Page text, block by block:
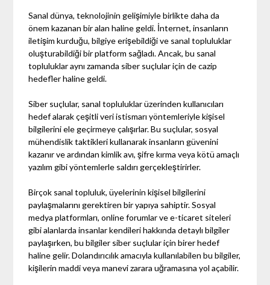
Sanal dünya, teknolojinin gelişimiyle birlikte daha da
önem kazanan bir alan haline geldi. İnternet, insanların
iletişim kurduğu, bilgiye erişebildiği ve sanal topluluklar
oluşturabildiği bir platform sağladı. Ancak, bu sanal
topluluklar aynı zamanda siber suçlular için de cazip
hedefler haline geldi.
Siber suçlular, sanal topluluklar üzerinden kullanıcıları
hedef alarak çeşitli veri istismarı yöntemleriyle kişisel
bilgilerini ele geçirmeye çalışırlar. Bu suçlular, sosyal
mühendislik taktikleri kullanarak insanların güvenini
kazanır ve ardından kimlik avı, şifre kırma veya kötü amaçlı
yazılım gibi yöntemlerle saldırı gerçekleştirirler.
Birçok sanal topluluk, üyelerinin kişisel bilgilerini
paylaşmalarını gerektiren bir yapıya sahiptir. Sosyal
medya platformları, online forumlar ve e-ticaret siteleri
gibi alanlarda insanlar kendileri hakkında detaylı bilgiler
paylaşırken, bu bilgiler siber suçlular için birer hedef
haline gelir. Dolandırıcılık amacıyla kullanılabilen bu bilgiler,
kişilerin maddi veya manevi zarara uğramasına yol açabilir.